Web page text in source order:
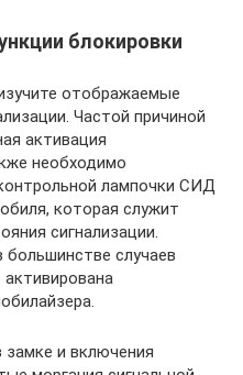
блокировки
отображаемые
Частой причиной
активация
необходимо
лампочки СИД
которая служит
сигнализации.
случаев
и включения